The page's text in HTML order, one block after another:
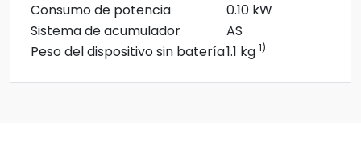
Consumo de potencia
0.10 kW
Sistema de acumulador
AS
Peso del dispositivo sin batería1.1 kg 1)